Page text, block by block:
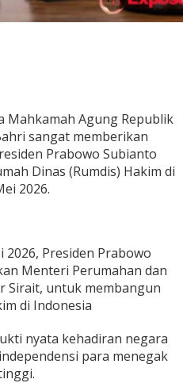
Mahkamah Agung Republik
sangat memberikan
Prabowo Subianto
Dinas (Rumdis) Hakim di
2026.
Presiden Prabowo
Menteri Perumahan dan
Sirait, untuk membangun
di Indonesia
nyata kehadiran negara
para menegak